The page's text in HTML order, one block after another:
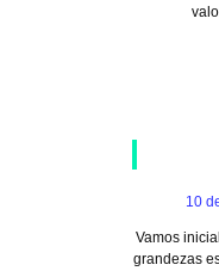
10
Vamos
grandezas